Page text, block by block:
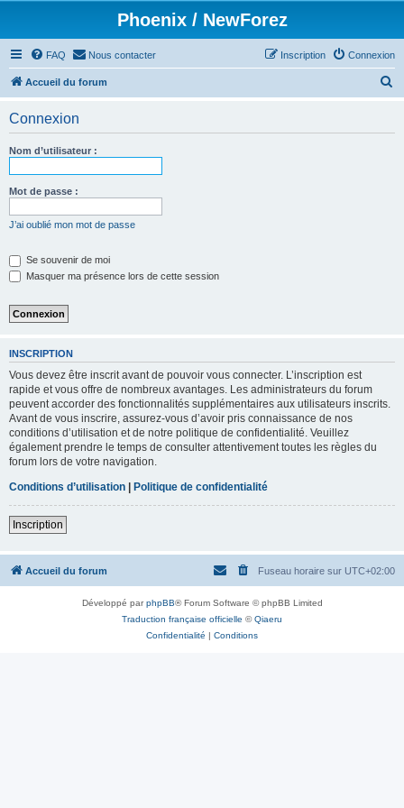
Phoenix / NewForez
FAQ Nous contacter Connexion
Inscription
Accueil du forum
Connexion
Nom d’utilisateur :
Mot de passe :
J’ai oublié mon mot de passe
Se souvenir de moi
Masquer ma présence lors de cette session
INSCRIPTION
Vous devez être inscrit avant de pouvoir vous connecter. L’inscription est
rapide et vous offre de nombreux avantages. Les administrateurs du forum
peuvent accorder des fonctionnalités supplémentaires aux utilisateurs inscrits.
Avant de vous inscrire, assurez-vous d’avoir pris connaissance de nos
conditions d’utilisation et de notre politique de confidentialité. Veuillez
également prendre le temps de consulter attentivement toutes les règles du
forum lors de votre navigation.
Conditions d’utilisation | Politique de confidentialité
Inscription
Accueil du forum Fuseau horaire sur UTC+02:00
Développé parphpBB® Forum Software © phpBB Limited
Traduction française officielle ©Qiaeru
Confidentialité | Conditions